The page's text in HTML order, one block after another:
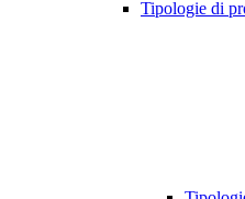
Tipologie di